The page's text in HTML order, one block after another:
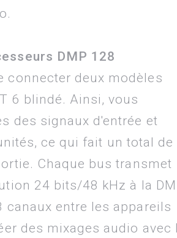
DMP 128
connecter deux modèles
6 blindé. Ainsi, vous
des signaux d'entrée et
ce qui fait un total de
Chaque bus transmet
24 bits/48 kHz à la
canaux entre les appareils
des mixages audio avec